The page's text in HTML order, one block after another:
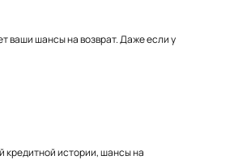
ваши шансы на возврат. Даже если у
кредитной истории, шансы на